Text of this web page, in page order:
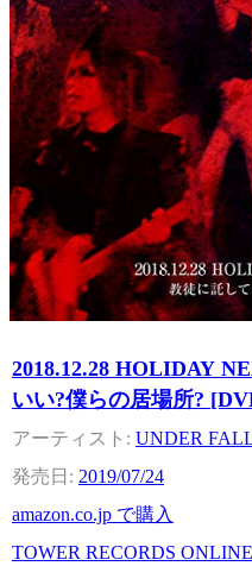
2018.12.28 HOLIDAY
いい?僕らの居場所?
UNDER
2019/07/24
amazon.co.jp で購入
TOWER RECORDS